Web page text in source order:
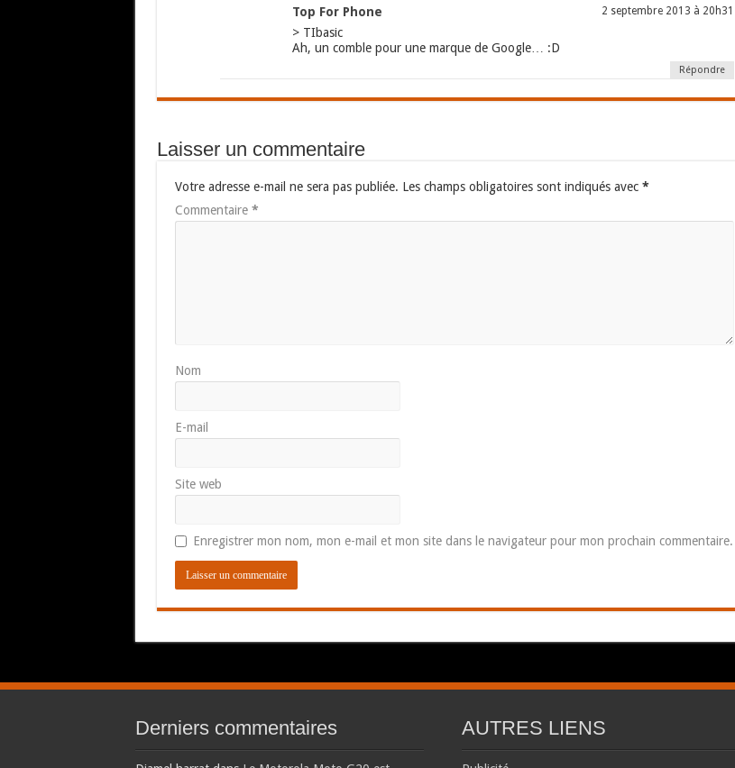
Top For Phone 2 septembre 2013 à 20h31
> TIbasic
Ah, un comble pour une marque de Google… :D
Répondre
Laisser un commentaire
Votre adresse e-mail ne sera pas publiée. Les champs obligatoires sont indiqués avec *
Commentaire *
Nom
E-mail
Site web
Enregistrer mon nom, mon e-mail et mon site dans le navigateur pour mon prochain commentaire.
Derniers commentaires AUTRES LIENS